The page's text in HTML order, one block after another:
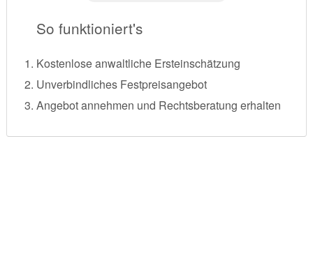
So funktioniert's
Kostenlose anwaltliche Ersteinschätzung
Unverbindliches Festpreisangebot
Angebot annehmen und Rechtsberatung erhalten